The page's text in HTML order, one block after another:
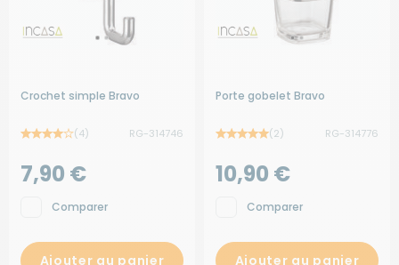
Crochet simple Bravo
(4) RG-314746
7,90 €
Comparer
Ajouter au panier
Porte gobelet Bravo
(2) RG-314776
10,90 €
Comparer
Ajouter au panier